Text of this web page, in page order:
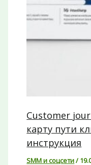
Customer
карту пути
инструкция
SMM и соцсети/